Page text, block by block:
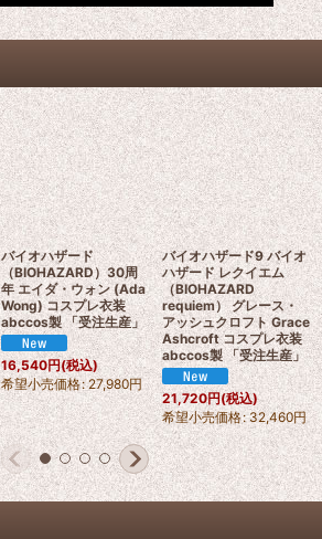
バイオハザード
（BIOHAZARD）30周
年 エイダ・ウォン (Ada
Wong) コスプレ衣装
abccos製 「受注生産」
16,540円(税込)
希望小売価格: 27,980円
バイオハザード9 バイオ
ハザード レクイエム
（BIOHAZARD
requiem） グレース・
アッシュクロフト Grace
Ashcroft コスプレ衣装
abccos製 「受注生産」
21,720円(税込)
希望小売価格: 32,460円